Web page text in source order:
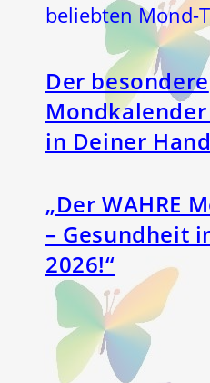
beliebten Mond-
Der besondere
in Deiner
„Der WAHRE
– Gesundheit
2026!“